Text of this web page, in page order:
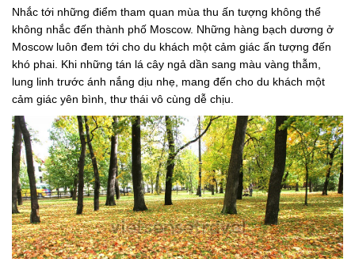
Nhắc tới những điểm tham quan mùa thu ấn tượng không thể
không nhắc đến thành phố Moscow. Những hàng bạch dương ở
Moscow luôn đem tới cho du khách một cảm giác ấn tượng đến
khó phai. Khi những tán lá cây ngả dần sang màu vàng thẫm,
lung linh trước ánh nắng dịu nhẹ, mang đến cho du khách một
cảm giác yên bình, thư thái vô cùng dễ chịu.